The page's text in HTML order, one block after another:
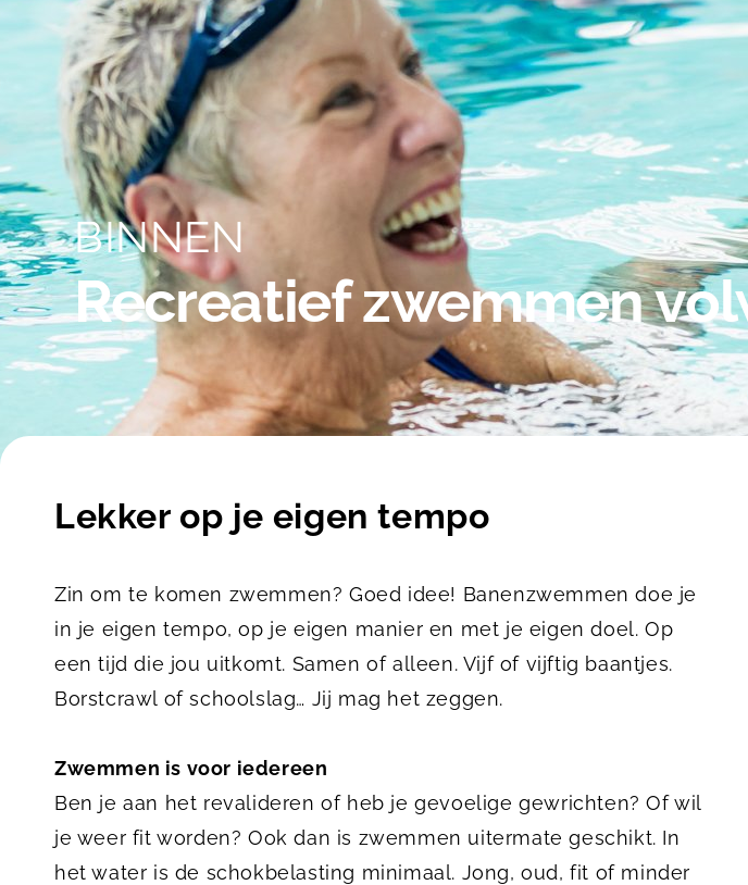
BINNEN
Recreatief zwemmen
Lekker op je eigen tempo
Zin om te komen zwemmen? Goed idee! Banenzwemmen doe je
in je eigen tempo, op je eigen manier en met je eigen doel. Op
een tijd die jou uitkomt. Samen of alleen. Vijf of vijftig baantjes.
Borstcrawl of schoolslag… Jij mag het zeggen.
Zwemmen is voor iedereen
Ben je aan het revalideren of heb je gevoelige gewrichten? Of wil
je weer fit worden? Ook dan is zwemmen uitermate geschikt. In
het water is de schokbelasting minimaal. Jong, oud, fit of minder